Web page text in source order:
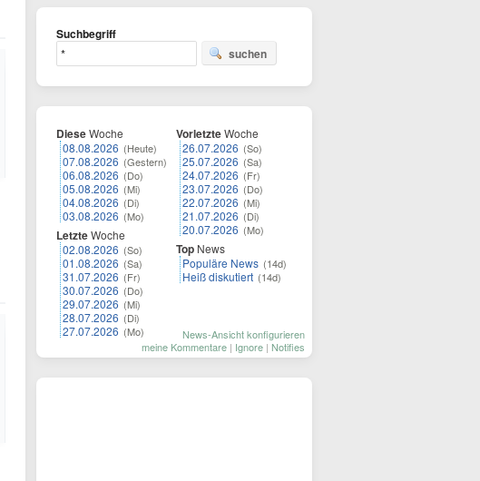
Suchbegriff
suchen
DieseWoche
08.08.2026 (Heute)
07.08.2026 (Gestern)
06.08.2026 (Do)
05.08.2026 (Mi)
04.08.2026 (Di)
03.08.2026 (Mo)
LetzteWoche
02.08.2026 (So)
01.08.2026 (Sa)
31.07.2026 (Fr)
30.07.2026 (Do)
29.07.2026 (Mi)
28.07.2026 (Di)
27.07.2026 (Mo)
VorletzteWoche
26.07.2026 (So)
25.07.2026 (Sa)
24.07.2026 (Fr)
23.07.2026 (Do)
22.07.2026 (Mi)
21.07.2026 (Di)
20.07.2026 (Mo)
Top News
Populäre News (14d)
Heiß diskutiert (14d)
News-Ansicht konfigurieren
meine Kommentare | Ignore | Notifies